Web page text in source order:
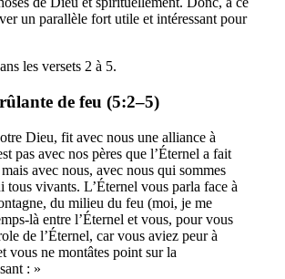
un parallèle fort utile et intéressant pour
les versets 2 à 5.
de feu (5:2–5)
Dieu, fit avec nous une alliance à
pas avec nos pères que l’Éternel a fait
avec nous, avec nous qui sommes
tous vivants. L’Éternel vous parla face à
du milieu du feu (moi, je me
là entre l’Éternel et vous, pour vous
de l’Éternel, car vous aviez peur à
vous ne montâtes point sur la
: »